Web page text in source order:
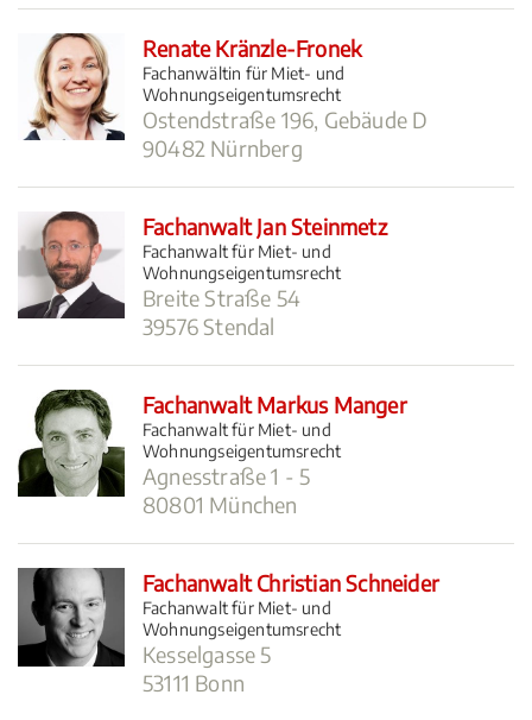
Renate Kränzle-Fronek
Fachanwältin für Miet- und
Wohnungseigentumsrecht
Ostendstraße 196, Gebäude D
90482 Nürnberg
Fachanwalt Jan Steinmetz
Fachanwalt für Miet- und
Wohnungseigentumsrecht
Breite Straße 54
39576 Stendal
Fachanwalt Markus Manger
Fachanwalt für Miet- und
Wohnungseigentumsrecht
Agnesstraße 1 - 5
80801 München
Fachanwalt Christian Schneider
Fachanwalt für Miet- und
Wohnungseigentumsrecht
Kesselgasse 5
53111 Bonn